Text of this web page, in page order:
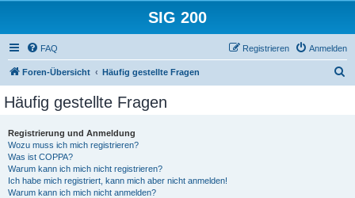
SIG 200
FAQ Anmelden
Registrieren
Foren-Übersicht Häufig gestellte Fragen
Häufig gestellte Fragen
Registrierung und Anmeldung
Wozu muss ich mich registrieren?
Was ist COPPA?
Warum kann ich mich nicht registrieren?
Ich habe mich registriert, kann mich aber nicht anmelden!
Warum kann ich mich nicht anmelden?